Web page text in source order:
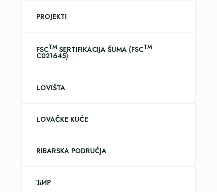
PROJEKTI
FSCTM SERTIFIKACIJA ŠUMA (FSCTM
C021645)
LOVIŠTA
LOVAČKE KUĆE
RIBARSKA PODRUČJA
ЋИР